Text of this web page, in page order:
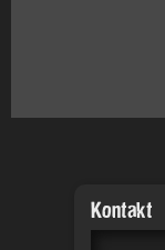
Kontakt